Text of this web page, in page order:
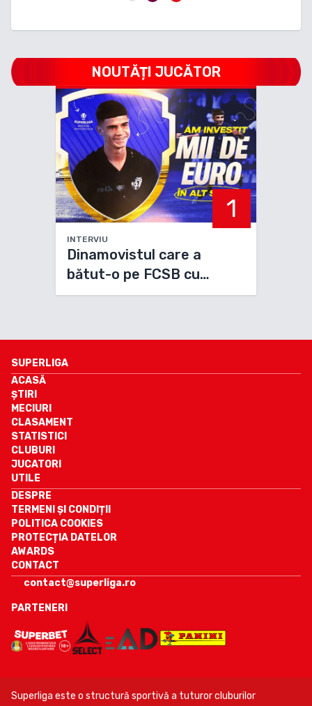
NOUTĂȚI JUCĂTOR
1
INTERVIU
Dinamovistul care a
bătut-o pe FCSB cu
Slobozia: „Mă consider un
SUPERLIGA
ACASĂ
ȘTIRI
MECIURI
CLASAMENT
STATISTICI
CLUBURI
JUCATORI
UTILE
DESPRE
TERMENI ȘI CONDIȚII
POLITICA COOKIES
PROTECȚIA DATELOR
AWARDS
CONTACT
contact@superliga.ro
PARTENERI
Superliga este o structură sportivă a tuturor cluburilor